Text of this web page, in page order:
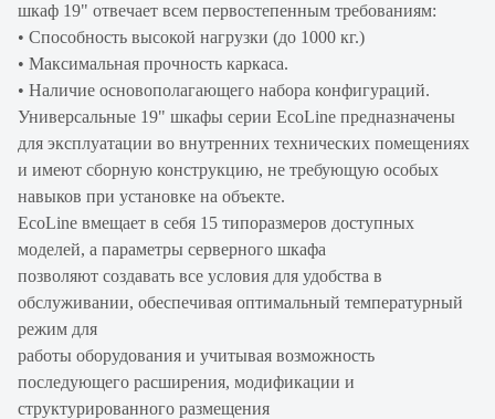
шкаф 19" отвечает всем первостепенным требованиям:
• Способность высокой нагрузки (до 1000 кг.)
• Максимальная прочность каркаса.
• Наличие основополагающего набора конфигураций.
Универсальные 19" шкафы серии EcoLine предназначены
для эксплуатации во внутренних технических помещениях
и имеют сборную конструкцию, не требующую особых
навыков при установке на объекте.
EcoLine вмещает в себя 15 типоразмеров доступных
моделей, а параметры серверного шкафа
позволяют создавать все условия для удобства в
обслуживании, обеспечивая оптимальный температурный
режим для
работы оборудования и учитывая возможность
последующего расширения, модификации и
структурированного размещения